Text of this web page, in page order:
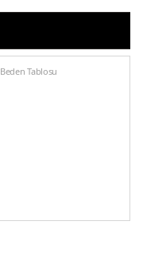
Beden Tablosu